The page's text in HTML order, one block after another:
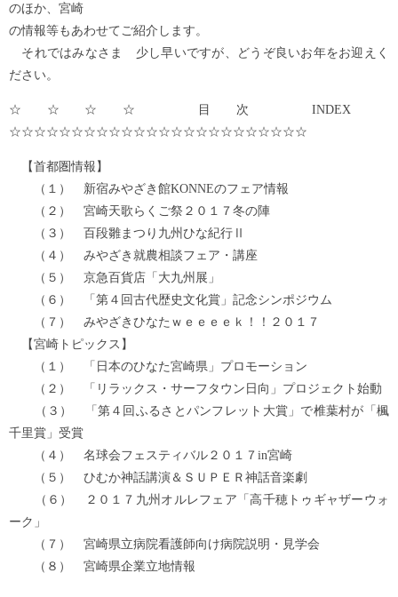
のほか、宮崎
の情報等もあわせてご紹介します。
それではみなさま 少し早いですが、どうぞ良いお年をお迎えく
ださい。
☆☆☆☆ 目次 INDEX
☆☆☆☆☆☆☆☆☆☆☆☆☆☆☆☆☆☆☆☆☆☆☆☆
【首都圏情報】
（１） 新宿みやざき館KONNEのフェア情報
（２） 宮崎天歌らくご祭２０１７冬の陣
（３） 百段雛まつり九州ひな紀行Ⅱ
（４） みやざき就農相談フェア・講座
（５） 京急百貨店「大九州展」
（６） 「第４回古代歴史文化賞」記念シンポジウム
（７） みやざきひなたｗｅｅｅｅｋ！！２０１７
【宮崎トピックス】
（１） 「日本のひなた宮崎県」プロモーション
（２） 「リラックス・サーフタウン日向」プロジェクト始動
（３） 「第４回ふるさとパンフレット大賞」で椎葉村が「楓
千里賞」受賞
（４） 名球会フェスティバル２０１７in宮崎
（５） ひむか神話講演＆ＳＵＰＥＲ神話音楽劇
（６） ２０１７九州オルレフェア「高千穂トゥギャザーウォ
ーク」
（７） 宮崎県立病院看護師向け病院説明・見学会
（８） 宮崎県企業立地情報